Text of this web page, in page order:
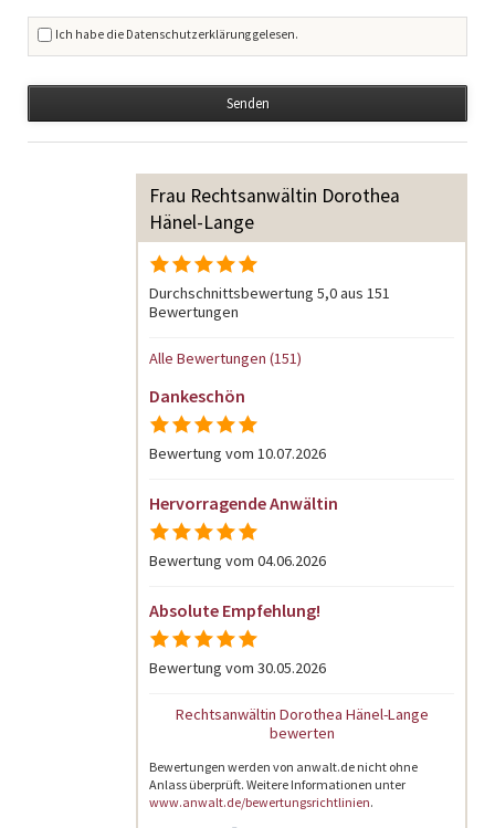
Ich habe die Datenschutzerklärung gelesen.
Senden
Frau Rechtsanwältin Dorothea
Hänel-Lange
Durchschnittsbewertung 5,0 aus 151
Bewertungen
Alle Bewertungen (151)
Dankeschön
Bewertung vom 10.07.2026
Hervorragende Anwältin
Bewertung vom 04.06.2026
Absolute Empfehlung!
Bewertung vom 30.05.2026
Rechtsanwältin Dorothea Hänel-Lange
bewerten
Bewertungen werden von anwalt.de nicht ohne
Anlass überprüft. Weitere Informationen unter
www.anwalt.de/bewertungsrichtlinien.